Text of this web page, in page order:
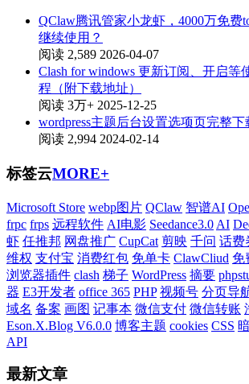
QClaw腾讯管家小龙虾，4000万免费
继续使用？
阅读 2,589 2026-04-07
Clash for windows 更新订阅、开启等
程（附下载地址）
阅读 3万+ 2025-12-25
wordpress主题后台设置选项页完整下
阅读 2,994 2024-02-14
标签云MORE+
Microsoft Store webp图片 QClaw 智谱AI
frpc frps 远程软件 AI电影 Seedance3.0 AI
虾 任推邦 网盘推广 CupCat 剪映 千问 话费
维权 支付宝 消费红包 免单卡 ClawCliud 免
浏览器插件 clash 梯子 WordPress 摘要
器 E3开发者 office 365 PHP 视频号 分页导
域名 备案 画图 记事本 微信支付 微信转账
Eson.X.Blog V6.0.0 博客主题 cookies CSS
API
最新文章